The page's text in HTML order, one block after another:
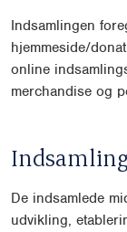
Indsamlingen
hjemmeside/
online
merchandise og
De indsamlede
udvikling,